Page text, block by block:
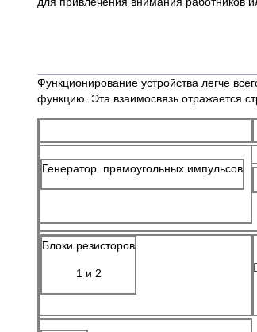
Функционирование устройства легче
функцию. Эта взаимосвязь отражается
Генератор прямоугольных импульсов
Блоки резисторов
1 и 2